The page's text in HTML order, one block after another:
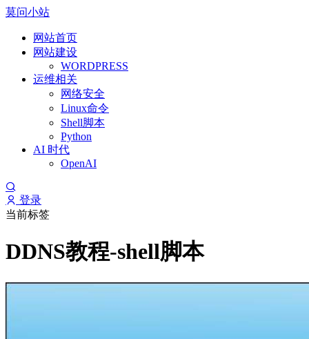
莫问小站
网站首页
网站建设
WORDPRESS
运维相关
网络安全
Linux命令
Shell脚本
Python
AI 时代
OpenAI
登录
当前标签
DDNS教程-shell脚本